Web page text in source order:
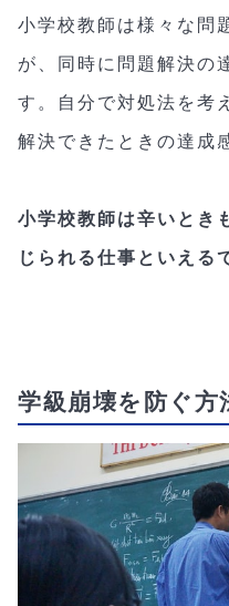
小学校教師は様々な問
が、同時に問題解決の
す。自分で対処法を考
解決できたときの達成
小学校教師は辛いとき
じられる仕事といえる
学級崩壊を防ぐ方